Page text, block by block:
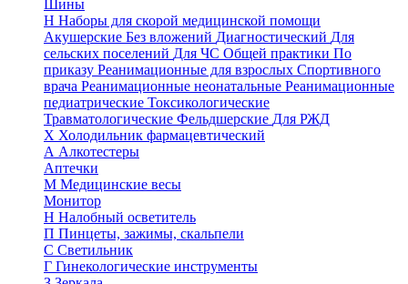
Шины
Н Наборы для скорой медицинской помощи
Акушерские Без вложений Диагностический Для
сельских поселений Для ЧС Общей практики По
приказу Реанимационные для взрослых Спортивного
врача Реанимационные неонатальные Реанимационные
педиатрические Токсикологические
Травматологические Фельдшерские Для РЖД
Х Холодильник фармацевтический
А Алкотестеры
Аптечки
М Медицинские весы
Монитор
Н Налобный осветитель
П Пинцеты, зажимы, скальпели
С Светильник
Г Гинекологические инструменты